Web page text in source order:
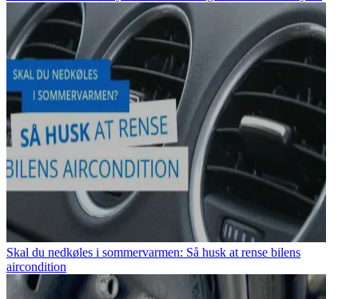
Skal du nedkøles i sommervarmen: Så husk at rense bilens
aircondition